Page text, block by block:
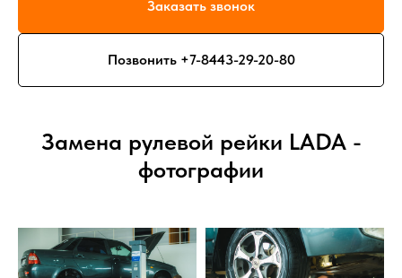
Заказать звонок
Позвонить +7-8443-29-20-80
Замена рулевой рейки LADA -
фотографии